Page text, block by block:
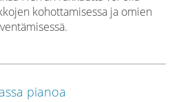
kohottamisessa ja omien